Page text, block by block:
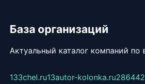
База организаций
Актуальный каталог компаний по
133chel.ru13autor-kolonka.ru